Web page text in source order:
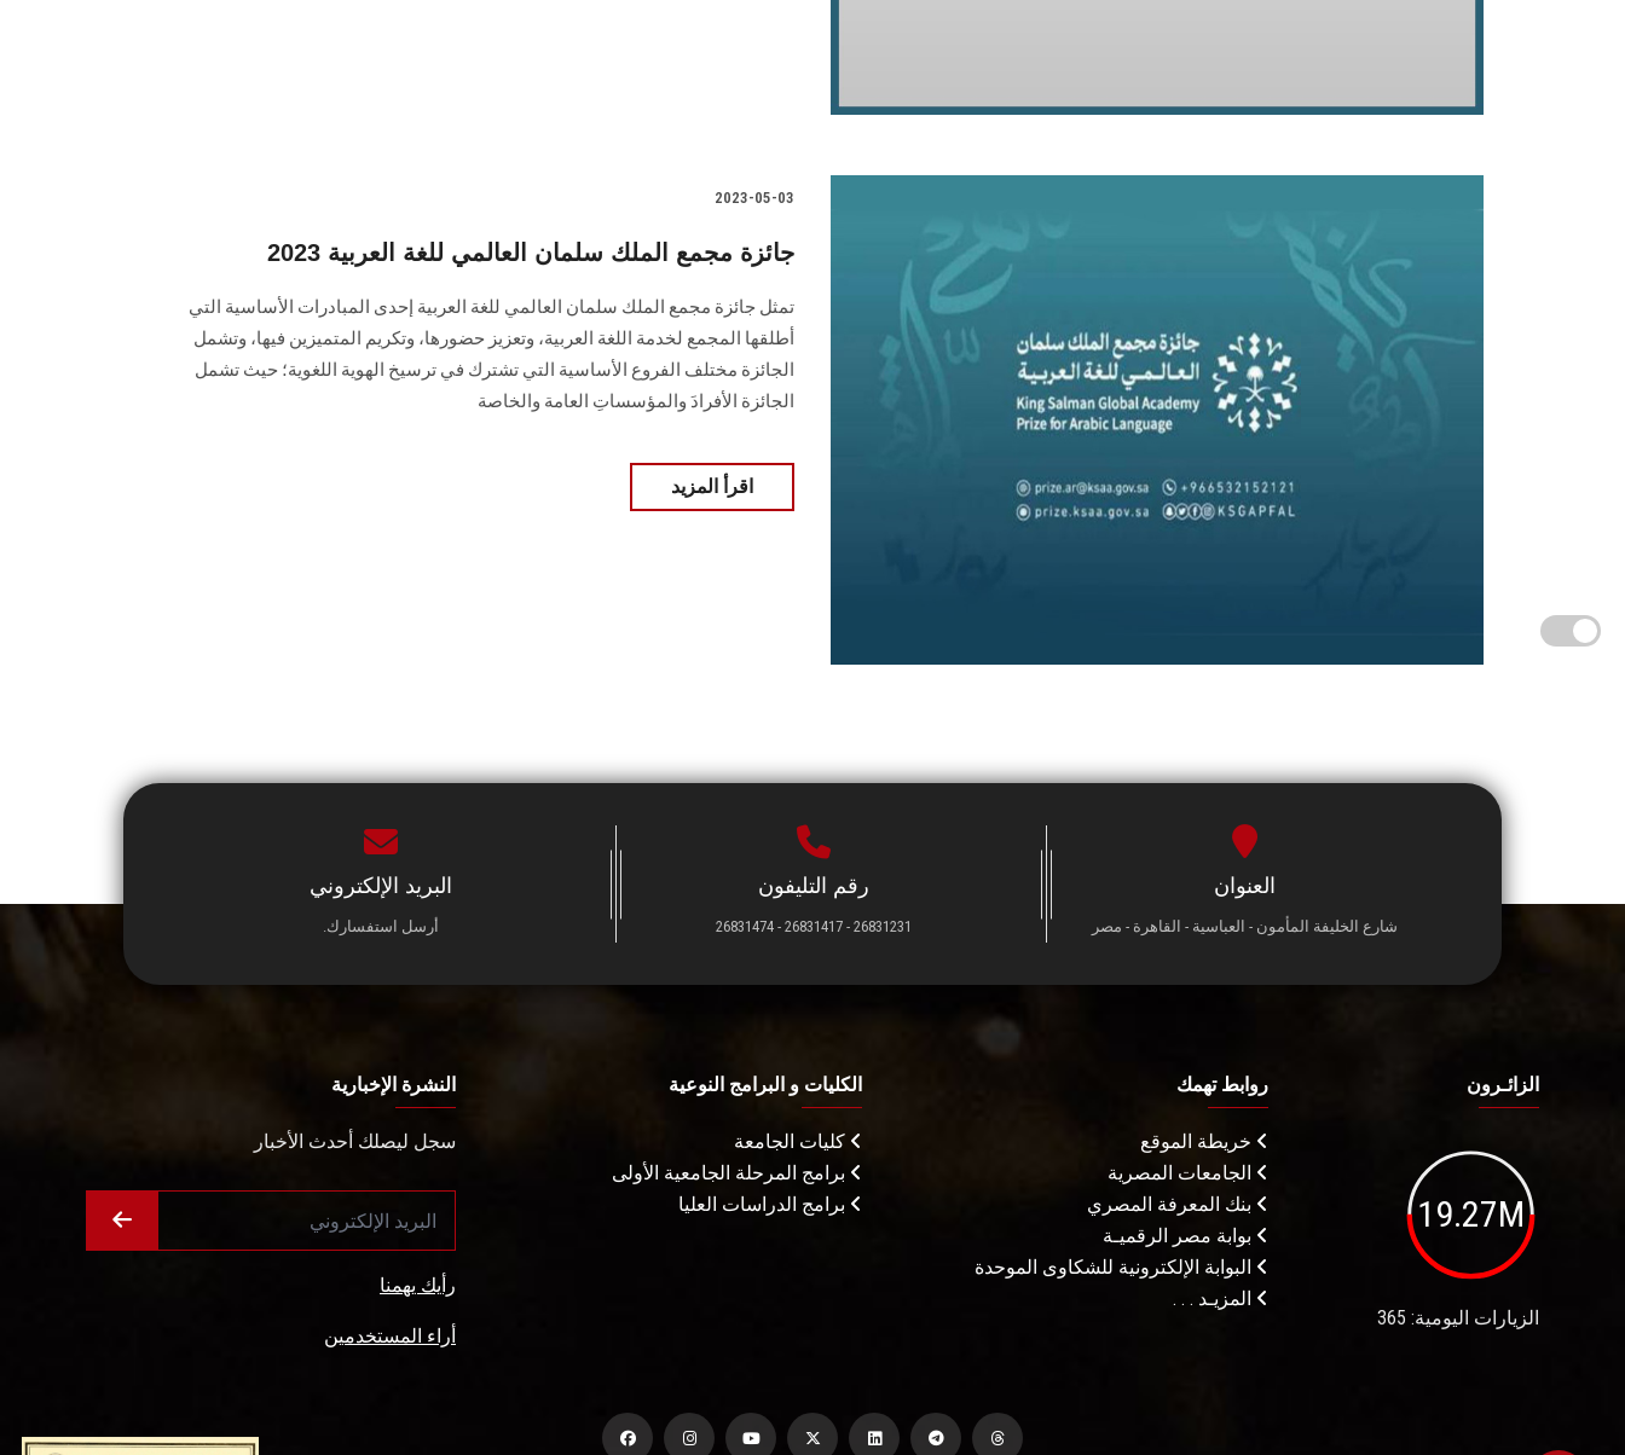
2023-05-03
جائزة مجمع الملك سلمان العالمي للغة العربية 2023
تمثل جائزة مجمع الملك سلمان العالمي للغة العربية إحدى المبادرات الأساسية التي
أطلقها المجمع لخدمة اللغة العربية، وتعزيز حضورها، وتكريم المتميزين فيها، وتشمل
الجائزة مختلف الفروع الأساسية التي تشترك في ترسيخ الهوية اللغوية؛ حيث تشمل
الجائزة الأفرادَ والمؤسساتِ العامة والخاصة
اقرأ المزيد
العنوان
شارع الخليفة المأمون - العباسية - القاهرة - مصر
رقم التليفون
26831231 - 26831417 - 26831474
البريد الإلكتروني
أرسل استفسارك.
الزائـرون
19.27M
الزيارات اليومية: 365
روابط تهمك
خريطة الموقع
الجامعات المصرية
بنك المعرفة المصري
بوابة مصر الرقميـة
البوابة الإلكترونية للشكاوى الموحدة
المزيـد . . .
الكليات و البرامج النوعية
كليات الجامعة
برامج المرحلة الجامعية الأولى
برامج الدراسات العليا
النشرة الإخبارية
سجل ليصلك أحدث الأخبار
رأيك يهمنا
أراء المستخدمين